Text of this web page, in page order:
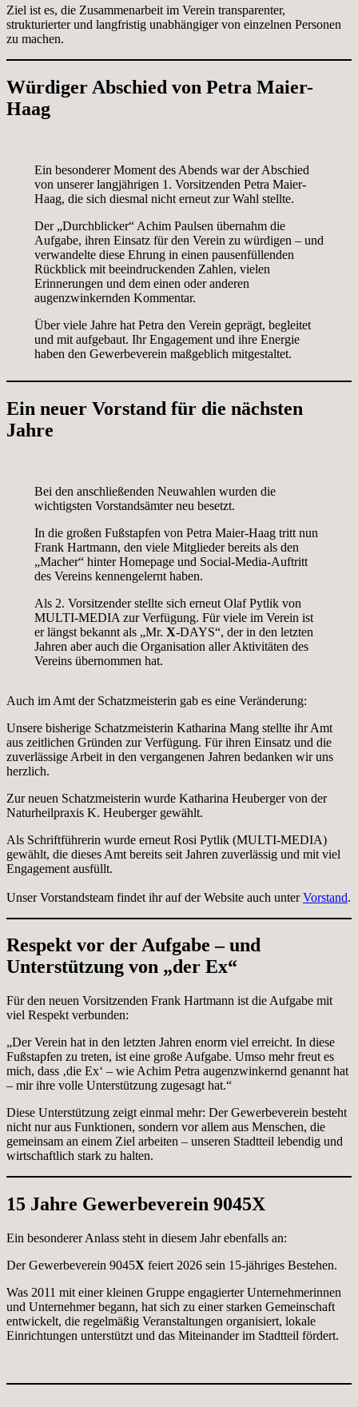
Ziel ist es, die Zusammenarbeit im Verein transparenter,
strukturierter und langfristig unabhängiger von einzelnen Personen
zu machen.
Würdiger Abschied von Petra Maier-
Haag
Ein besonderer Moment des Abends war der Abschied
von unserer langjährigen 1. Vorsitzenden Petra Maier-
Haag, die sich diesmal nicht erneut zur Wahl stellte.
Der „Durchblicker“ Achim Paulsen übernahm die
Aufgabe, ihren Einsatz für den Verein zu würdigen – und
verwandelte diese Ehrung in einen pausenfüllenden
Rückblick mit beeindruckenden Zahlen, vielen
Erinnerungen und dem einen oder anderen
augenzwinkernden Kommentar.
Über viele Jahre hat Petra den Verein geprägt, begleitet
und mit aufgebaut. Ihr Engagement und ihre Energie
haben den Gewerbeverein maßgeblich mitgestaltet.
Ein neuer Vorstand für die nächsten
Jahre
Bei den anschließenden Neuwahlen wurden die
wichtigsten Vorstandsämter neu besetzt.
In die großen Fußstapfen von Petra Maier-Haag tritt nun
Frank Hartmann, den viele Mitglieder bereits als den
„Macher“ hinter Homepage und Social-Media-Auftritt
des Vereins kennengelernt haben.
Als 2. Vorsitzender stellte sich erneut Olaf Pytlik von
MULTI-MEDIA zur Verfügung. Für viele im Verein ist
er längst bekannt als „Mr. X-DAYS“, der in den letzten
Jahren aber auch die Organisation aller Aktivitäten des
Vereins übernommen hat.
Auch im Amt der Schatzmeisterin gab es eine Veränderung:
Unsere bisherige Schatzmeisterin Katharina Mang stellte ihr Amt
aus zeitlichen Gründen zur Verfügung. Für ihren Einsatz und die
zuverlässige Arbeit in den vergangenen Jahren bedanken wir uns
herzlich.
Zur neuen Schatzmeisterin wurde Katharina Heuberger von der
Naturheilpraxis K. Heuberger gewählt.
Als Schriftführerin wurde erneut Rosi Pytlik (MULTI-MEDIA)
gewählt, die dieses Amt bereits seit Jahren zuverlässig und mit viel
Engagement ausfüllt.
Unser Vorstandsteam findet ihr auf der Website auch unterVorstand.
Respekt vor der Aufgabe – und
Unterstützung von „der Ex“
Für den neuen Vorsitzenden Frank Hartmann ist die Aufgabe mit
viel Respekt verbunden:
„Der Verein hat in den letzten Jahren enorm viel erreicht. In diese
Fußstapfen zu treten, ist eine große Aufgabe. Umso mehr freut es
mich, dass ‚die Ex‘ – wie Achim Petra augenzwinkernd genannt hat
– mir ihre volle Unterstützung zugesagt hat.“
Diese Unterstützung zeigt einmal mehr: Der Gewerbeverein besteht
nicht nur aus Funktionen, sondern vor allem aus Menschen, die
gemeinsam an einem Ziel arbeiten – unseren Stadtteil lebendig und
wirtschaftlich stark zu halten.
15 Jahre Gewerbeverein 9045X
Ein besonderer Anlass steht in diesem Jahr ebenfalls an:
Der Gewerbeverein 9045X feiert 2026 sein 15-jähriges Bestehen.
Was 2011 mit einer kleinen Gruppe engagierter Unternehmerinnen
und Unternehmer begann, hat sich zu einer starken Gemeinschaft
entwickelt, die regelmäßig Veranstaltungen organisiert, lokale
Einrichtungen unterstützt und das Miteinander im Stadtteil fördert.